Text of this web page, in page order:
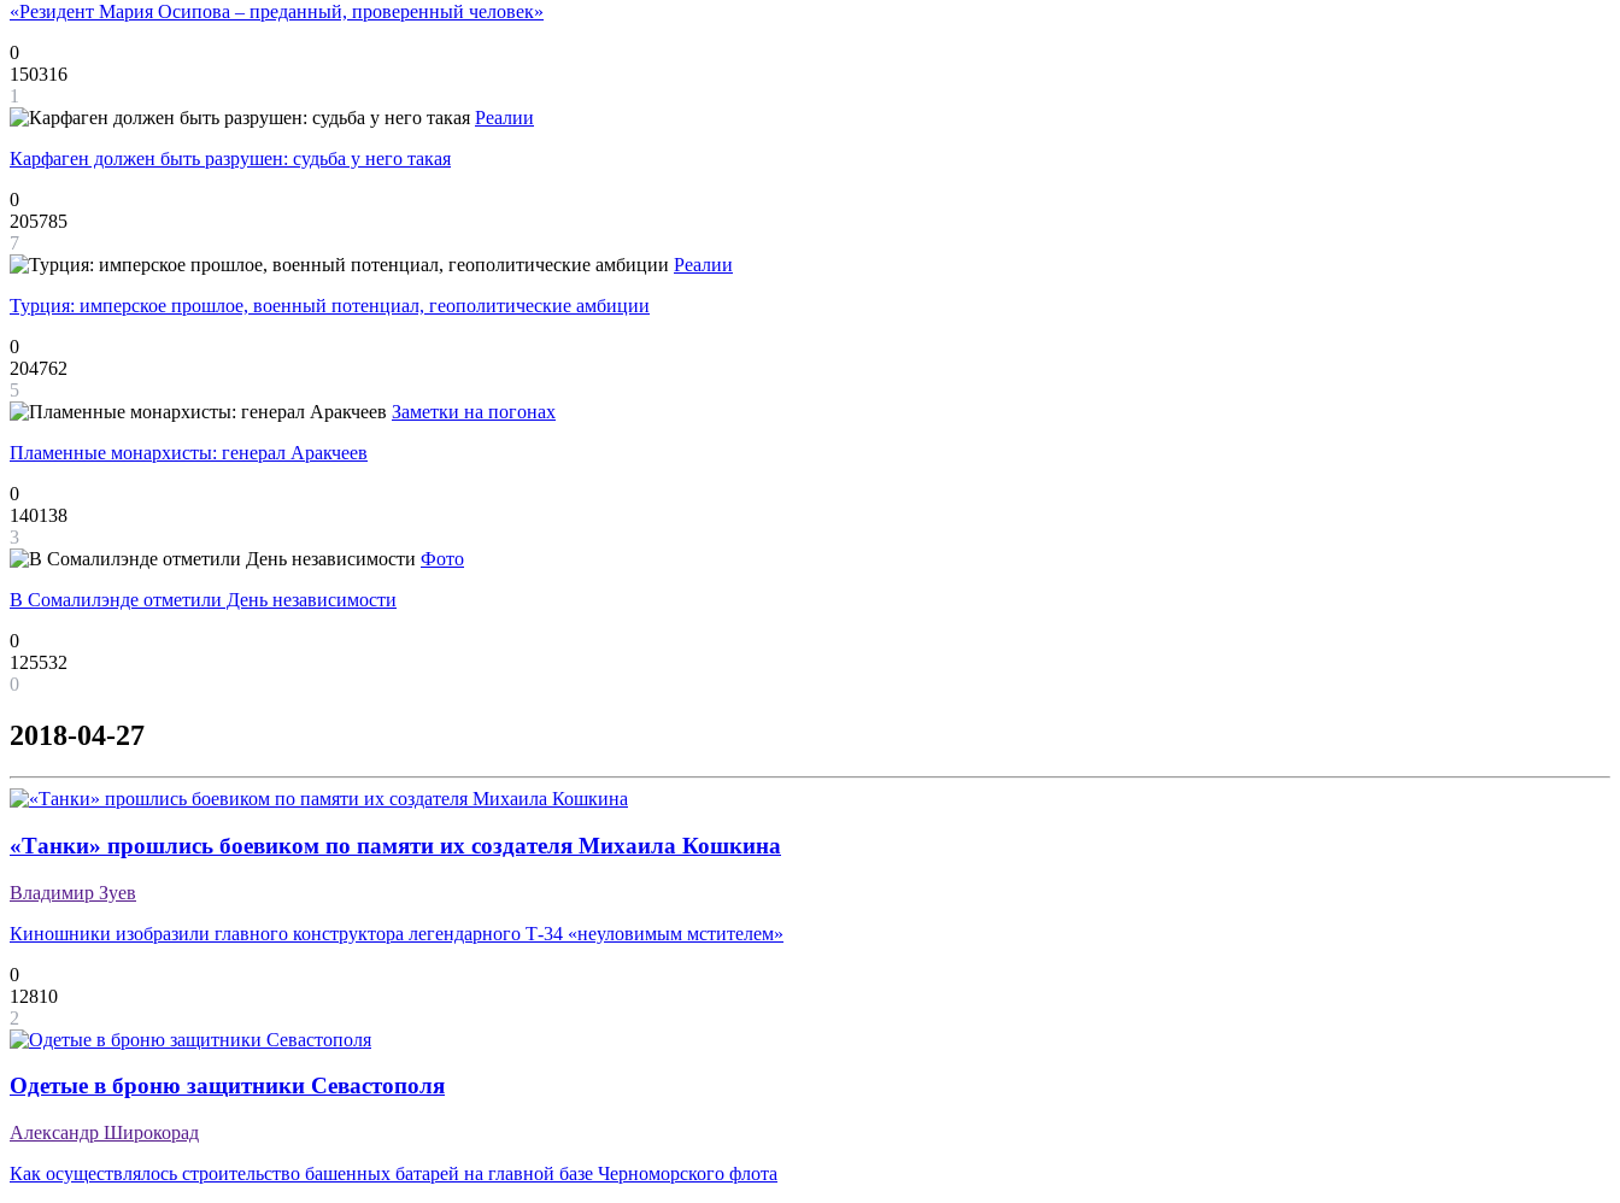
«Резидент Мария Осипова – преданный, проверенный человек»
0
150316
1
Реалии
Карфаген должен быть разрушен: судьба у него такая
0
205785
7
Реалии
Турция: имперское прошлое, военный потенциал, геополитические амбиции
0
204762
5
Заметки на погонах
Пламенные монархисты: генерал Аракчеев
0
140138
3
Фото
В Сомалилэнде отметили День независимости
0
125532
0
2018-04-27
«Танки» прошлись боевиком по памяти их создателя Михаила Кошкина
Владимир Зуев
Киношники изобразили главного конструктора легендарного Т-34 «неуловимым мстителем»
0
12810
2
Одетые в броню защитники Севастополя
Александр Широкорад
Как осуществлялось строительство башенных батарей на главной базе Черноморского флота